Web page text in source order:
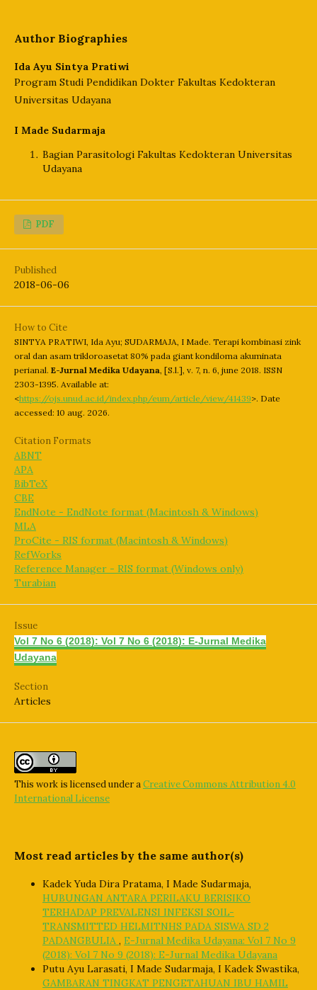
Author Biographies
Ida Ayu Sintya Pratiwi
Program Studi Pendidikan Dokter Fakultas Kedokteran
Universitas Udayana
I Made Sudarmaja
Bagian Parasitologi Fakultas Kedokteran Universitas
Udayana
PDF
Published
2018-06-06
How to Cite
SINTYA PRATIWI, Ida Ayu; SUDARMAJA, I Made. Terapi kombinasi zink
oral dan asam trikloroasetat 80% pada giant kondiloma akuminata
perianal. E-Jurnal Medika Udayana, [S.l.], v. 7, n. 6, june 2018. ISSN
2303-1395. Available at:
<https://ojs.unud.ac.id/index.php/eum/article/view/41439>. Date
accessed: 10 aug. 2026.
Citation Formats
ABNT
APA
BibTeX
CBE
EndNote - EndNote format (Macintosh & Windows)
MLA
ProCite - RIS format (Macintosh & Windows)
RefWorks
Reference Manager - RIS format (Windows only)
Turabian
Issue
Vol 7 No 6 (2018): Vol 7 No 6 (2018): E-Jurnal Medika
Udayana
Section
Articles
This work is licensed under aCreative Commons Attribution 4.0
International License
Most read articles by the same author(s)
Kadek Yuda Dira Pratama, I Made Sudarmaja,
HUBUNGAN ANTARA PERILAKU BERISIKO
TERHADAP PREVALENSI INFEKSI SOIL-
TRANSMITTED HELMITNHS PADA SISWA SD 2
PADANGBULIA , E-Jurnal Medika Udayana: Vol 7 No 9
(2018): Vol 7 No 9 (2018): E-Jurnal Medika Udayana
Putu Ayu Larasati, I Made Sudarmaja, I Kadek Swastika,
GAMBARAN TINGKAT PENGETAHUAN IBU HAMIL